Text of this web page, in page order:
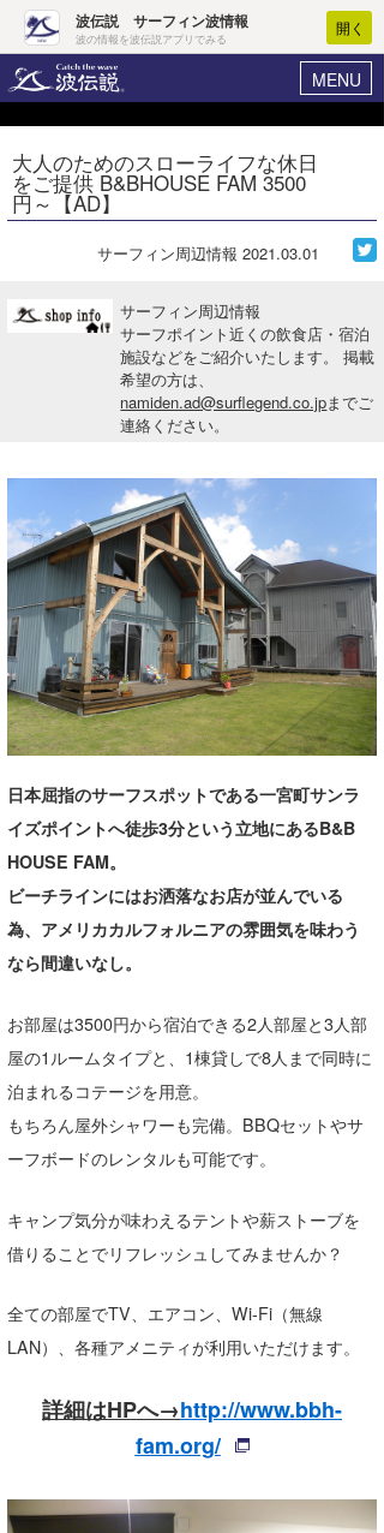
波伝説 サーフィン波情報
波の情報を波伝説アプリでみる
開く
MENU
ヘルプ マイホーム
ログイン
WAVE HUNTER波予想ツール
会員メニュー
今月のプレゼント
大人のためのスローライフな休日
をご提供 B&BHOUSE FAM 3500
円～【AD】
サーフィン周辺情報 2021.03.01
サーフィン周辺情報
サーフポイント近くの飲食店・宿泊
施設などをご紹介いたします。 掲載
希望の方は、
namiden.ad@surflegend.co.jpまでご
連絡ください。
日本屈指のサーフスポットである一宮町サンラ
イズポイントへ徒歩3分という立地にあるB&B
HOUSE FAM。
ビーチラインにはお洒落なお店が並んでいる
為、アメリカカルフォルニアの雰囲気を味わう
なら間違いなし。
お部屋は3500円から宿泊できる2人部屋と3人部
屋の1ルームタイプと、1棟貸しで8人まで同時に
泊まれるコテージを用意。
もちろん屋外シャワーも完備。BBQセットやサ
ーフボードのレンタルも可能です。
キャンプ気分が味わえるテントや薪ストーブを
借りることでリフレッシュしてみませんか？
全ての部屋でTV、エアコン、Wi-Fi（無線
LAN）、各種アメニティが利用いただけます。
詳細はHPへ→http://www.bbh-
fam.org/
Core Surf Japan
コンテスト
ファッション/グッズ
アート＆エンタメ
ショップ情報
湘南
千葉北
伊豆
千葉南
大阪
四国
沖縄
ウラナミ
お知らせ
その他
ルール＆How to
VOTE!
サーファーズ
ライター/寄稿メディア
Core Surf Japan
Naoya Kimoto
Yasunari Inoue
arukasvision
DELTA FORCE SURF
CBA Films
熊谷素子
メディア
Colors MAGAZINE
福島寿実子
嵯峨明日香
進士剛光
植村未来
波伝説スタッフ
+☆maki☆+
Aichan
ECE
波伝説